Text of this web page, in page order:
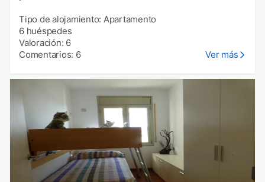
Tipo de alojamiento: Apartamento
6 huéspedes
Valoración: 6
Comentarios: 6
Ver más